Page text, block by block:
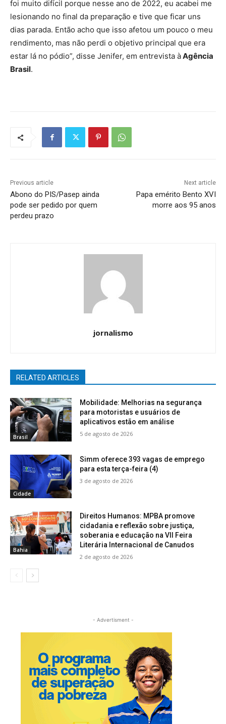
foi muito difícil porque nesse ano de 2022, eu acabei me
lesionando no final da preparação e tive que ficar uns
dias parada. Então acho que isso afetou um pouco o meu
rendimento, mas não perdi o objetivo principal que era
estar lá no pódio”, disse Jenifer, em entrevista àAgência
Brasil.
Previous article
Abono do PIS/Pasep ainda
pode ser pedido por quem
perdeu prazo
Next article
Papa emérito Bento XVI
morre aos 95 anos
jornalismo
RELATED ARTICLES
Brasil
Mobilidade: Melhorias na segurança
para motoristas e usuários de
aplicativos estão em análise
5 de agosto de 2026
Cidade
Simm oferece 393 vagas de emprego
para esta terça-feira (4)
3 de agosto de 2026
Bahia
Direitos Humanos: MPBA promove
cidadania e reflexão sobre justiça,
soberania e educação na VII Feira
Literária Internacional de Canudos
2 de agosto de 2026
- Advertisment -